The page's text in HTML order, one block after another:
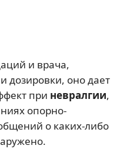
и врача,
дозировки, оно дает
при невралгии,
опорно-
о каких-либо